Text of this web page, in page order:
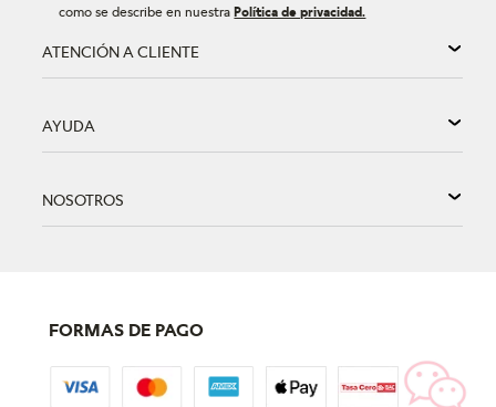
como se describe en nuestraPolítica de privacidad.
ATENCIÓN A CLIENTE
AYUDA
NOSOTROS
FORMAS DE PAGO